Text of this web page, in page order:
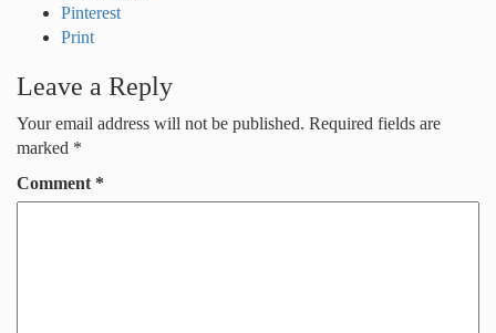
Pinterest
Print
Leave a Reply
Your email address will not be published. Required fields are
marked *
Comment *